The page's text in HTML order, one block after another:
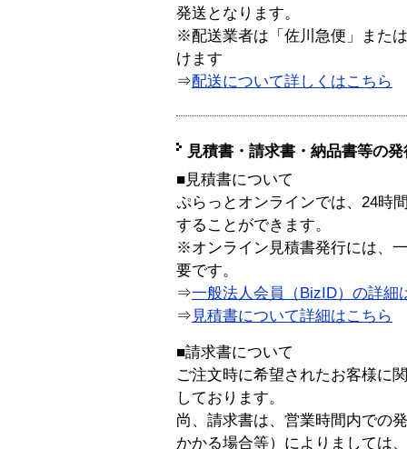
発送となります。
※配送業者は「佐川急便」また
けます
⇒配送について詳しくはこちら
見積書・請求書・納品書等の
■見積書について
ぷらっとオンラインでは、24時
することができます。
※オンライン見積書発行には、
要です。
⇒一般法人会員（BizID）の詳細
⇒ 見積書について詳細はこちら
■請求書について
ご注文時に希望されたお客様に
しております。
尚、請求書は、営業時間内での
かかる場合等）によりましては